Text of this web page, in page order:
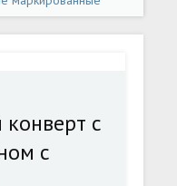
конверт с
с
с